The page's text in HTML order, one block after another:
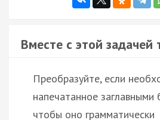
Вместе с этой
Преобразуйте, если
напечатанное заглавными
чтобы оно грамматически